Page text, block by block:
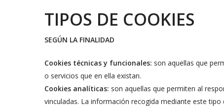
TIPOS DE COOKIES
SEGÚN LA FINALIDAD
Cookies técnicas y funcionales: son aquellas que
o servicios que en ella existan.
Cookies analíticas: son aquellas que permiten al
vinculadas. La información recogida mediante este